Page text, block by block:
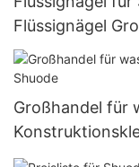
Flüssignägel
Großhandel für